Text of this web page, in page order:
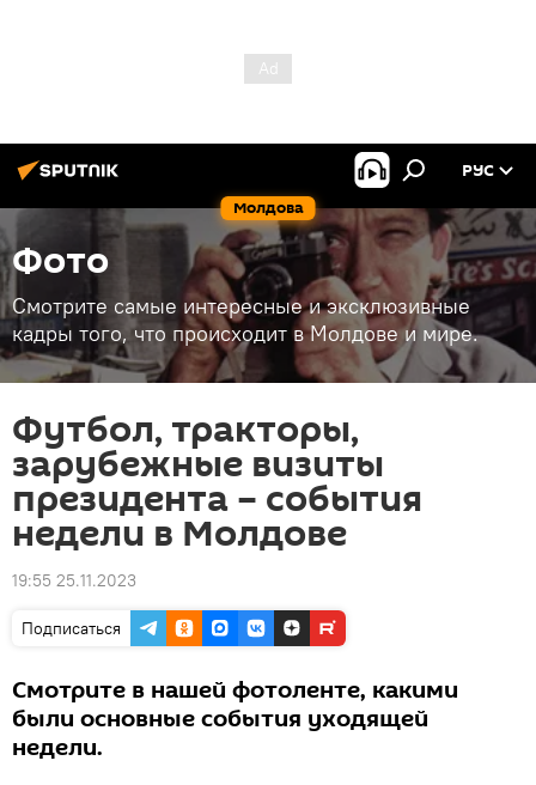
Молдова
РУС
Фото
Смотрите самые интересные и эксклюзивные
кадры того, что происходит в Молдове и мире.
Футбол, тракторы,
зарубежные визиты
президента – события
недели в Молдове
19:55 25.11.2023
Подписаться
Смотрите в нашей фотоленте, какими
были основные события уходящей
недели.